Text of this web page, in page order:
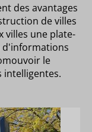
des avantages
de villes
villes une plate-
le
intelligentes.